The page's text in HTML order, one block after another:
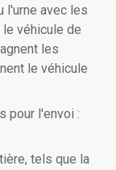
l'urne avec les
véhicule de
les
le véhicule
pour l'envoi :
tels que la